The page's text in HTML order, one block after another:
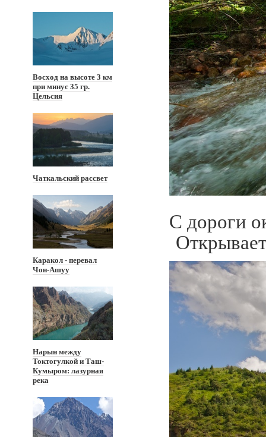
Восход на высоте 3 км
при минус 35 гр.
Цельсия
Чаткальский рассвет
Каракол - перевал
Чон-Ашуу
Нарын между
Токтогулкой и Таш-
Кумыром: лазурная
река
С дороги